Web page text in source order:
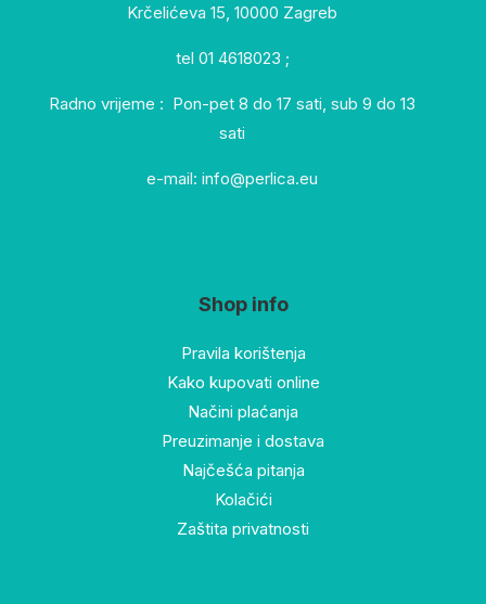
Krčelićeva 15, 10000 Zagreb
tel 01 4618023 ;
Radno vrijeme : Pon-pet 8 do 17 sati, sub 9 do 13
sati
e-mail: info@perlica.eu
Shop info
Pravila korištenja
Kako kupovati online
Načini plaćanja
Preuzimanje i dostava
Najčešća pitanja
Kolačići
Zaštita privatnosti